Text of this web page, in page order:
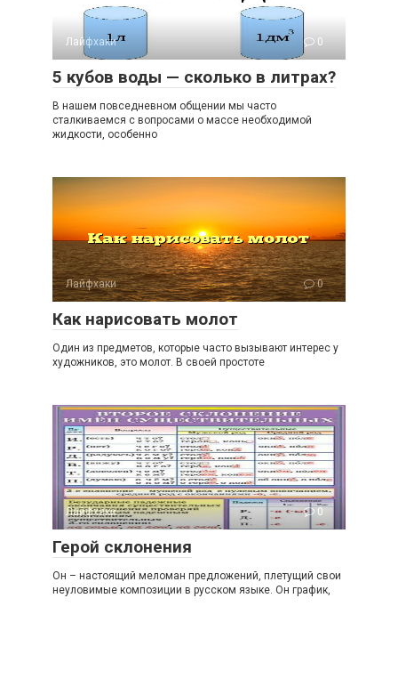
Лайфхаки 0
5 кубов воды — сколько в литрах?
В нашем повседневном общении мы часто
сталкиваемся с вопросами о массе необходимой
жидкости, особенно
Лайфхаки 0
Как нарисовать молот
Один из предметов, которые часто вызывают интерес у
художников, это молот. В своей простоте
Лайфхаки 0
Герой склонения
Он – настоящий меломан предложений, плетущий свои
неуловимые композиции в русском языке. Он график,